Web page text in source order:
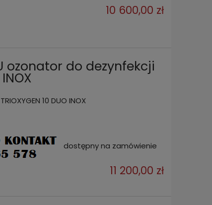
10 600,00 zł
ozonator do dezynfekcji
10 DUO INOX
dostępny na zamówienie
11 200,00 zł